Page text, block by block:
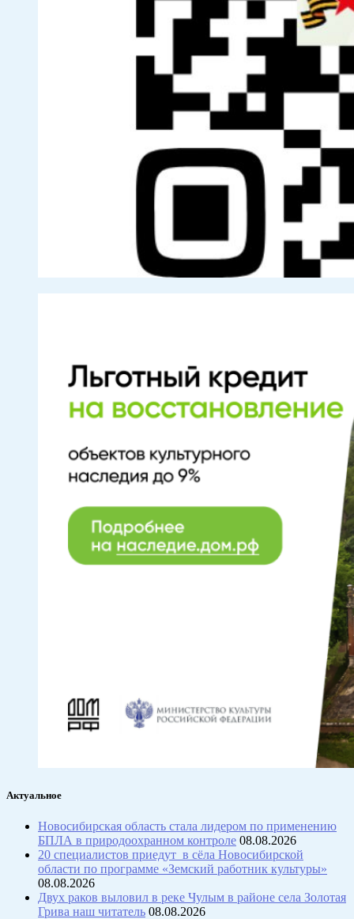
Актуальное
Новосибирская область стала лидером по применению
БПЛА в природоохранном контроле 08.08.2026
20 специалистов приедут в сёла Новосибирской
области по программе «Земский работник культуры»
08.08.2026
Двух раков выловил в реке Чулым в районе села Золотая
Грива наш читатель 08.08.2026